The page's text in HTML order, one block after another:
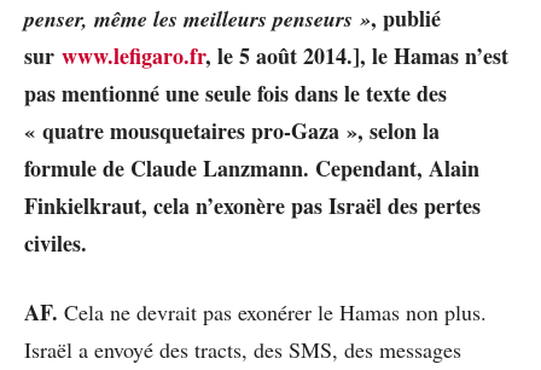
penser, même les meilleurs penseurs », publié
sur www.lefigaro.fr, le 5 août 2014.], le Hamas n’est
pas mentionné une seule fois dans le texte des
« quatre mousquetaires pro-Gaza », selon la
formule de Claude Lanzmann. Cependant, Alain
Finkielkraut, cela n’exonère pas Israël des pertes
civiles.
AF. Cela ne devrait pas exonérer le Hamas non plus.
Israël a envoyé des tracts, des SMS, des messages